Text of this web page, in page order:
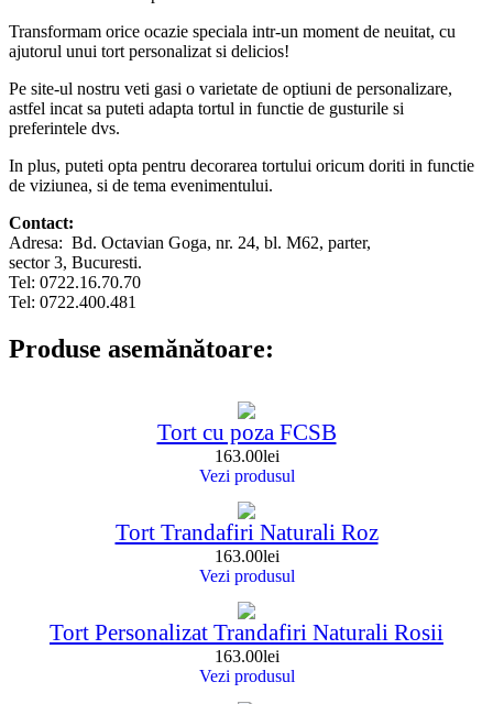
Transformam orice ocazie speciala intr-un moment de neuitat, cu
ajutorul unui tort personalizat si delicios!
Pe site-ul nostru veti gasi o varietate de optiuni de personalizare,
astfel incat sa puteti adapta tortul in functie de gusturile si
preferintele dvs.
In plus, puteti opta pentru decorarea tortului oricum doriti in functie
de viziunea, si de tema evenimentului.
Contact:
Adresa: Bd. Octavian Goga, nr. 24, bl. M62, parter,
sector 3, Bucuresti.
Tel: 0722.16.70.70
Tel: 0722.400.481
Produse asemănătoare:
Tort cu poza FCSB
163.00lei
Vezi produsul
Tort Trandafiri Naturali Roz
163.00lei
Vezi produsul
Tort Personalizat Trandafiri Naturali Rosii
163.00lei
Vezi produsul